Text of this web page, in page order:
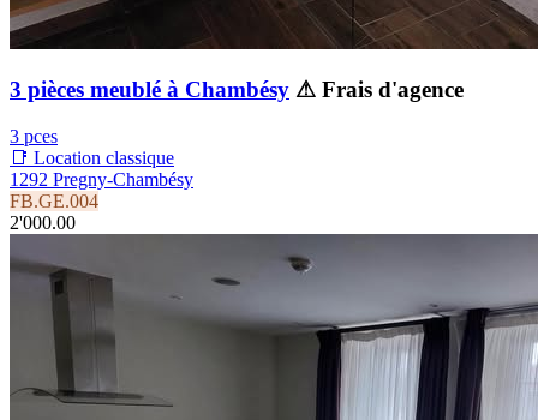
3 pièces meublé à Chambésy ⚠ Frais d'agence
3 pces
📑 Location classique
1292 Pregny-Chambésy
FB.GE.004
2'000.00